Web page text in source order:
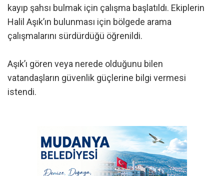
kayıp şahsı bulmak için çalışma başlatıldı. Ekiplerin
Halil Aşık’ın bulunması için bölgede arama
çalışmalarını sürdürdüğü öğrenildi.
Aşık’ı gören veya nerede olduğunu bilen
vatandaşların güvenlik güçlerine bilgi vermesi
istendi.